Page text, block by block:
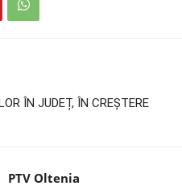
ÎN JUDEȚ, ÎN CREȘTERE
PTV Oltenia